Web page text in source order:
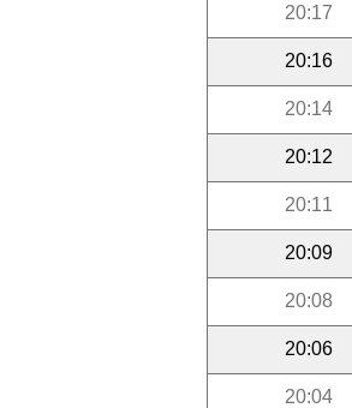
20:17
20:16
20:14
20:12
20:11
20:09
20:08
20:06
20:04